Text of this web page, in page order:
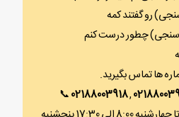
رو گفتند کمه
چطور درست کنم
ها تماس بگیرید.
,
02188003918
📞